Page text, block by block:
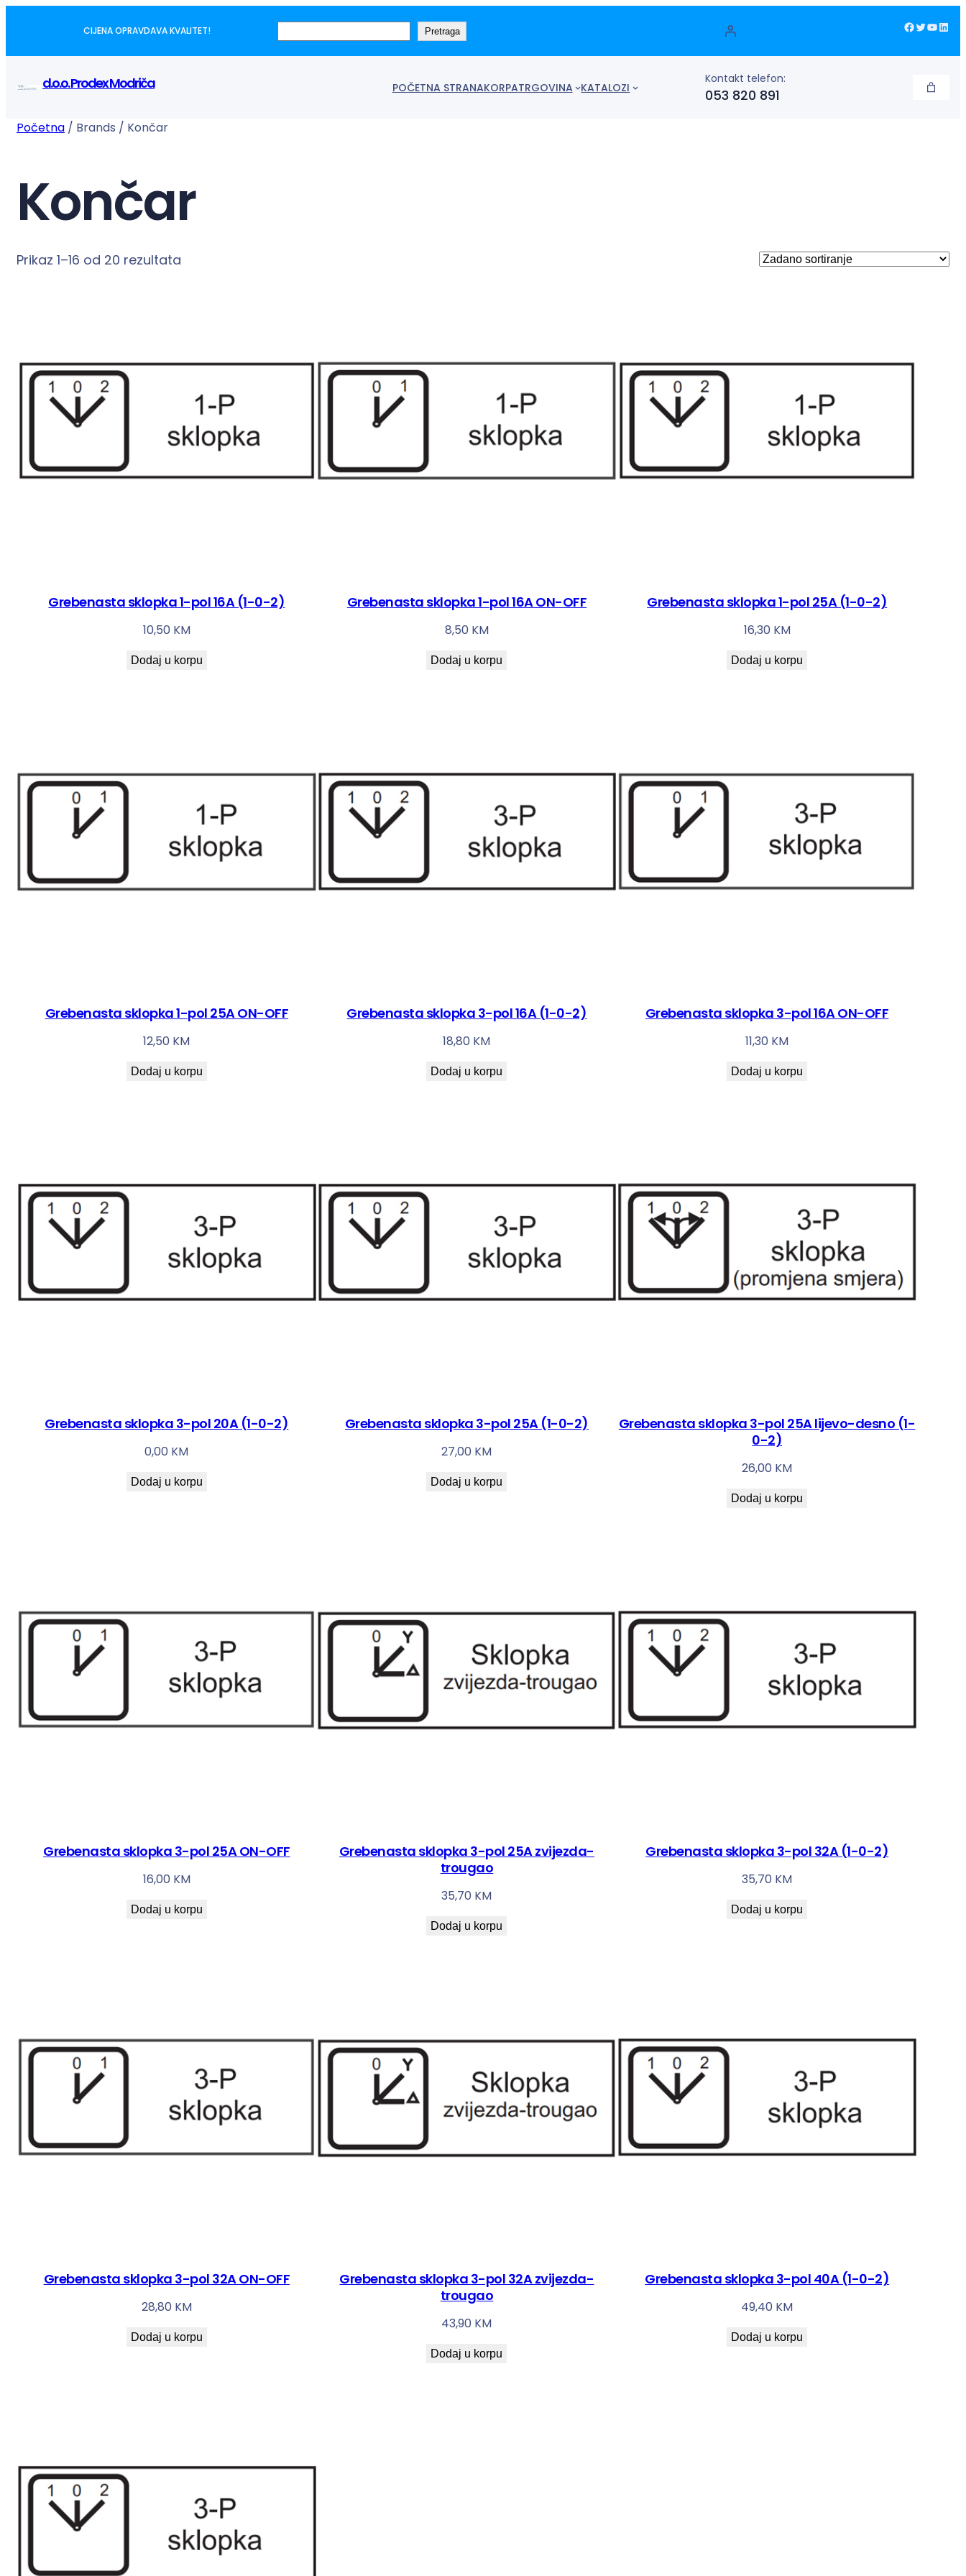
CIJENA OPRAVDAVA KVALITET! Pretraga Facebook Twitter YouTube LinkedIn
d.o.o. Prodex Modriča POČETNA STRANAKORPATRGOVINA KATALOZI
Kontakt telefon:
053 820 891
Početna / Brands / Končar
Končar
Prikaz 1–16 od 20 rezultata
Grebenasta sklopka 1-pol 16A (1-0-2)
10,50 KM
Dodaj u korpu
Grebenasta sklopka 1-pol 16A ON-OFF
8,50 KM
Dodaj u korpu
Grebenasta sklopka 1-pol 25A (1-0-2)
16,30 KM
Dodaj u korpu
Grebenasta sklopka 1-pol 25A ON-OFF
12,50 KM
Dodaj u korpu
Grebenasta sklopka 3-pol 16A (1-0-2)
18,80 KM
Dodaj u korpu
Grebenasta sklopka 3-pol 16A ON-OFF
11,30 KM
Dodaj u korpu
Grebenasta sklopka 3-pol 20A (1-0-2)
0,00 KM
Dodaj u korpu
Grebenasta sklopka 3-pol 25A (1-0-2)
27,00 KM
Dodaj u korpu
Grebenasta sklopka 3-pol 25A lijevo-desno (1-
0-2)
26,00 KM
Dodaj u korpu
Grebenasta sklopka 3-pol 25A ON-OFF
16,00 KM
Dodaj u korpu
Grebenasta sklopka 3-pol 25A zvijezda-
trougao
35,70 KM
Dodaj u korpu
Grebenasta sklopka 3-pol 32A (1-0-2)
35,70 KM
Dodaj u korpu
Grebenasta sklopka 3-pol 32A ON-OFF
28,80 KM
Dodaj u korpu
Grebenasta sklopka 3-pol 32A zvijezda-
trougao
43,90 KM
Dodaj u korpu
Grebenasta sklopka 3-pol 40A (1-0-2)
49,40 KM
Dodaj u korpu